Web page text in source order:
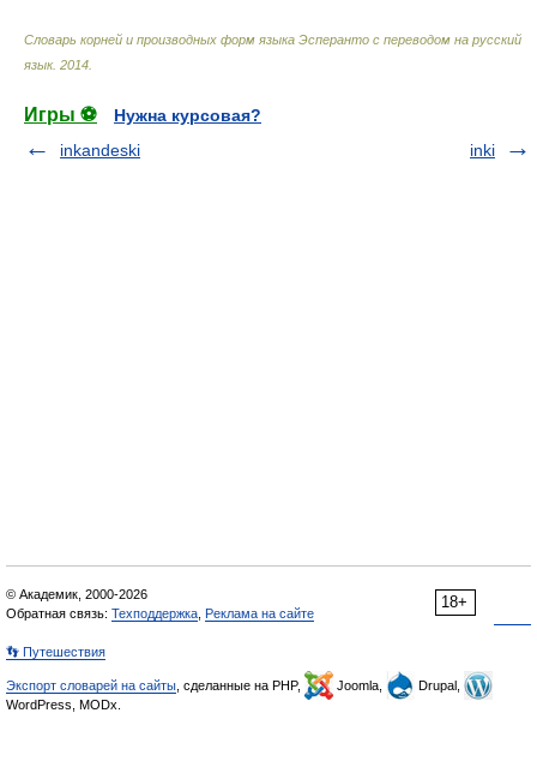
Словарь корней и производных форм языка Эсперанто с переводом на русский
язык. 2014
Игры ⚽
Нужна курсовая?
inkandeski
inki
18+
© Академик, 2000-2026
Обратная связь: Техподдержка Реклама на сайте
👣 Путешествия
Экспорт словарей на сайты , сделанные на PHP, Joomla,
Drupal,
WordPress, MODx.